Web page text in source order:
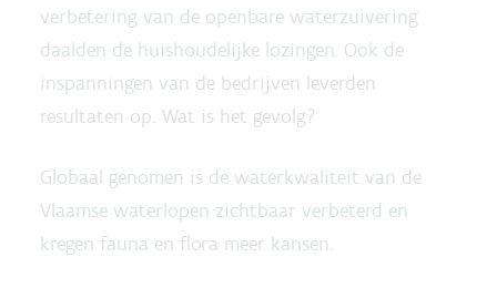
verbetering van de openbare waterzuivering
daalden de huishoudelijke lozingen. Ook de
inspanningen van de bedrijven leverden
resultaten op. Wat is het gevolg?
Globaal genomen is de waterkwaliteit van de
Vlaamse waterlopen zichtbaar verbeterd en
kregen fauna en flora meer kansen.